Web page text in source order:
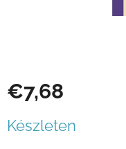
€7,68
Készleten